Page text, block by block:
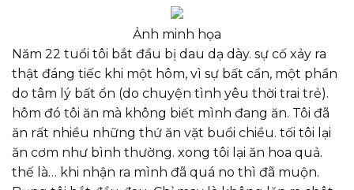
Ảnh minh họa
Năm 22 tuổi tôi bắt đầu bị dau dạ dày. sự cố xảy ra
thật đáng tiếc khi một hôm, vì sự bất cẩn, một phần
do tâm lý bất ổn (do chuyện tình yêu thời trai trẻ).
hôm đó tôi ăn mà không biết mình đang ăn. Tôi đã
ăn rất nhiều những thứ ăn vặt buổi chiều. tối tôi lại
ăn cơm như bình thường. xong tôi lại ăn hoa quả.
thế là… khi nhận ra mình đã quá no thì đã muộn.